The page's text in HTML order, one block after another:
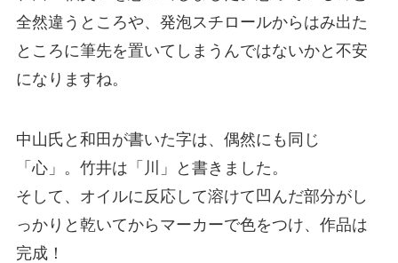
全然違うところや、発泡スチロールからはみ出た
ところに筆先を置いてしまうんではないかと不安
になりますね。
中山氏と和田が書いた字は、偶然にも同じ
「心」。竹井は「川」と書きました。
そして、オイルに反応して溶けて凹んだ部分がし
っかりと乾いてからマーカーで色をつけ、作品は
完成！